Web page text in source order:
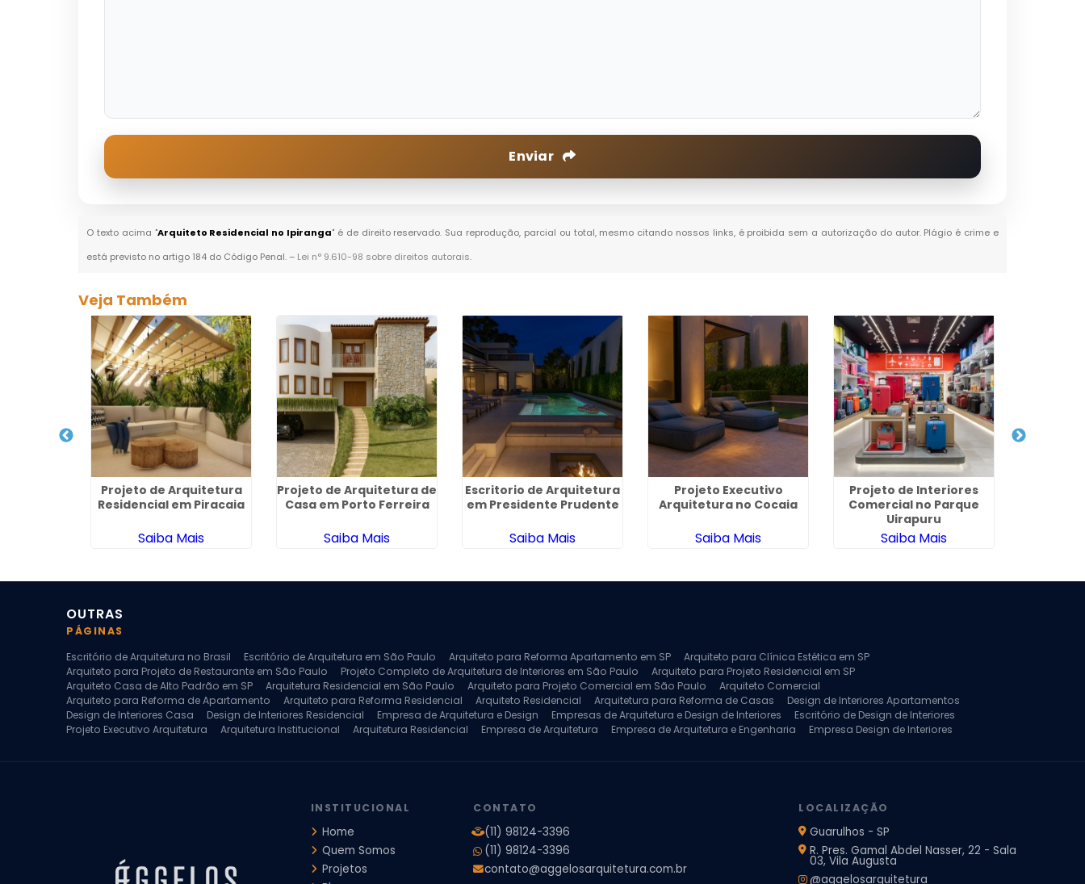
Enviar
O texto acima "Arquiteto Residencial no Ipiranga" é de direito reservado. Sua reprodução, parcial ou total, mesmo citando nossos links, é proibida sem a autorização do autor. Plágio é crime e
está previsto no artigo 184 do Código Penal. – Lei n° 9.610-98 sobre direitos autorais.
Veja Também
Projeto de Arquitetura
Residencial em Piracaia
Saiba Mais
Projeto de Arquitetura de
Casa em Porto Ferreira
Saiba Mais
Escritorio de Arquitetura
em Presidente Prudente
Saiba Mais
Projeto Executivo
Arquitetura no Cocaia
Saiba Mais
Projeto de Interiores
Comercial no Parque
Uirapuru
Saiba Mais
OUTRAS
PÁGINAS
Escritório de Arquitetura no Brasil
Escritório de Arquitetura em São Paulo Arquiteto para Reforma Apartamento em SP
Arquiteto para Clínica Estética em SP
Arquiteto para Projeto de Restaurante em São Paulo
Projeto Completo de Arquitetura de Interiores em São Paulo
Arquiteto para Projeto Residencial em SP
Arquiteto Casa de Alto Padrão em SP
Arquitetura Residencial em São Paulo Arquiteto para Projeto Comercial em São Paulo
Arquiteto Comercial
Arquiteto para Reforma de Apartamento
Arquiteto para Reforma Residencial Arquiteto Residencial Arquitetura para Reforma de Casas
Design de Interiores Apartamentos
Design de Interiores Casa
Design de Interiores Residencial Empresa de Arquitetura e Design Empresas de Arquitetura e Design de Interiores
Escritório de Design de Interiores
Projeto Executivo Arquitetura
Arquitetura Institucional Arquitetura Residencial Empresa de Arquitetura Empresa de Arquitetura e Engenharia
Empresa Design de Interiores
INSTITUCIONAL
Home
Quem Somos
Projetos
CONTATO
(11) 98124-3396
(11) 98124-3396
contato@aggelosarquitetura.com.br
LOCALIZAÇÃO
Guarulhos - SP
R. Pres. Gamal Abdel Nasser, 22 - Sala
03, Vila Augusta
@aggelosarquitetura